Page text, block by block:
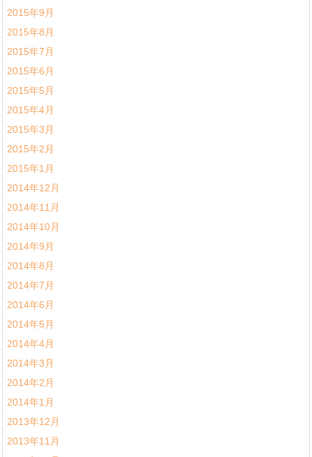
2015年9月
2015年8月
2015年7月
2015年6月
2015年5月
2015年4月
2015年3月
2015年2月
2015年1月
2014年12月
2014年11月
2014年10月
2014年9月
2014年8月
2014年7月
2014年6月
2014年5月
2014年4月
2014年3月
2014年2月
2014年1月
2013年12月
2013年11月